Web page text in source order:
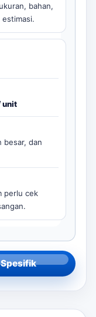
bahan,
unit
besar, dan
perlu cek